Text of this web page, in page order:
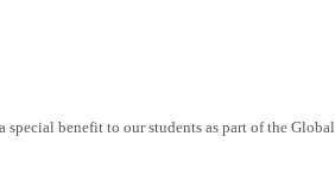
benefit to our students as part of the Global